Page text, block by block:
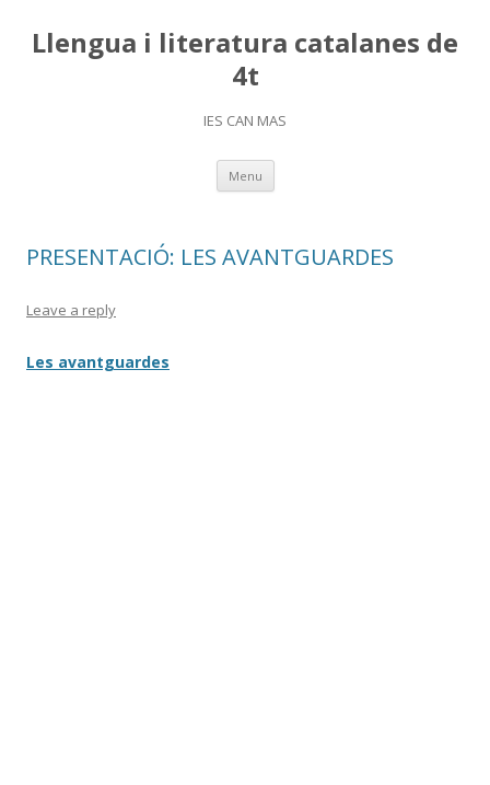
Llengua i literatura catalanes de
4t
IES CAN MAS
Menu Skip
content
PRESENTACIÓ: LES AVANTGUARDES
Leave a reply
Les avantguardes